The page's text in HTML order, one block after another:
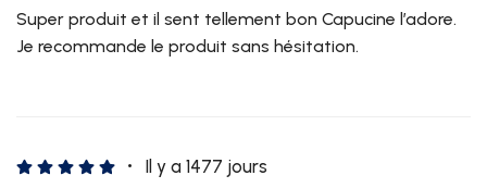
Super produit et il sent tellement bon Capucine l’adore.
Je recommande le produit sans hésitation.
Il y a 1477 jours